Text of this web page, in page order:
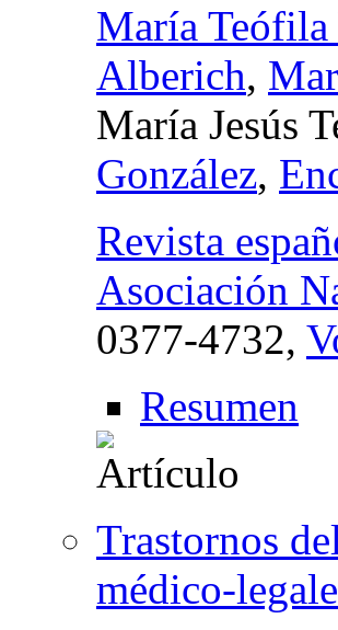
María
Alberich,
María Jesús
González,
Revista
Asociación
0377-4732,
Resumen
Trastornos
médico-